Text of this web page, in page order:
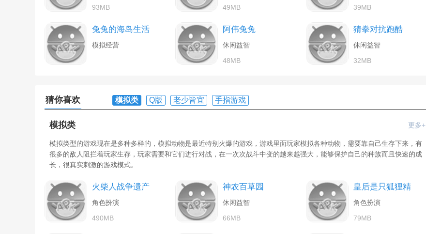
93MB
49MB
39MB
兔兔的海岛生活
模拟经营
阿伟兔兔
休闲益智
48MB
猜拳对抗跑酷
休闲益智
32MB
猜你喜欢 模拟类 Q版 老少皆宜 手指游戏
模拟类 更多+
模拟类型的游戏现在是多种多样的，模拟动物是最近特别火爆的游戏，游戏里面玩家模拟各种动物，需要靠自己生存下来，有
很多的敌人阻拦着玩家生存，玩家需要和它们进行对战，在一次次战斗中变的越来越强大，能够保护自己的种族而且快速的成
长，很真实刺激的游戏模式。
火柴人战争遗产
角色扮演
490MB
神农百草园
休闲益智
66MB
皇后是只狐狸精
角色扮演
79MB